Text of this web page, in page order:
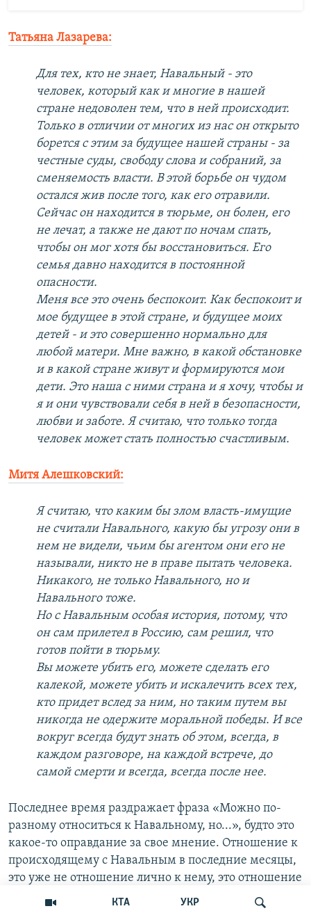
КТА УКР
Татьяна Лазарева:
Для тех, кто не знает, Навальный - это
человек, который как и многие в нашей
стране недоволен тем, что в ней происходит.
Только в отличии от многих из нас он открыто
борется с этим за будущее нашей страны - за
честные суды, свободу слова и собраний, за
сменяемость власти. В этой борьбе он чудом
остался жив после того, как его отравили.
Сейчас он находится в тюрьме, он болен, его
не лечат, а также не дают по ночам спать,
чтобы он мог хотя бы восстановиться. Его
семья давно находится в постоянной
опасности.
Меня все это очень беспокоит. Как беспокоит и
мое будущее в этой стране, и будущее моих
детей - и это совершенно нормально для
любой матери. Мне важно, в какой обстановке
и в какой стране живут и формируются мои
дети. Это наша с ними страна и я хочу, чтобы и
я и они чувствовали себя в ней в безопасности,
любви и заботе. Я считаю, что только тогда
человек может стать полностью счастливым.
Митя Алешковский:
Я считаю, что каким бы злом власть-имущие
не считали Навального, какую бы угрозу они в
нем не видели, чьим бы агентом они его не
называли, никто не в праве пытать человека.
Никакого, не только Навального, но и
Навального тоже.
Но с Навальным особая история, потому, что
он сам прилетел в Россию, сам решил, что
готов пойти в тюрьму.
Вы можете убить его, можете сделать его
калекой, можете убить и искалечить всех тех,
кто придет вслед за ним, но таким путем вы
никогда не одержите моральной победы. И все
вокруг всегда будут знать об этом, всегда, в
каждом разговоре, на каждой встрече, до
самой смерти и всегда, всегда после нее.
Последнее время раздражает фраза «Можно по-
разному относиться к Навальному, но...», будто это
какое-то оправдание за свое мнение. Отношение к
происходящему с Навальным в последние месяцы,
это уже не отношение лично к нему, это отношение
к власти и к окружающей действительности.